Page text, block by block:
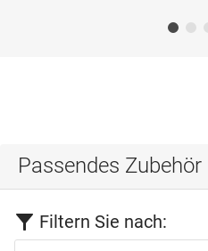
Passendes Zubehör
Filtern Sie nach: